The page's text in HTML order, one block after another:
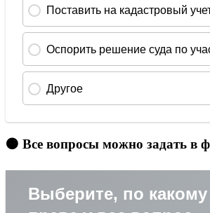
🟠 Все вопросы можно задать в